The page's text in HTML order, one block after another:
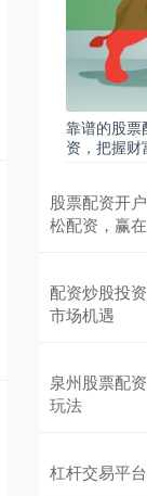
靠谱的股票
资，把握财
股票配资开
松配资，赢
配资炒股投
市场机遇
泉州股票配
玩法
杠杆交易平